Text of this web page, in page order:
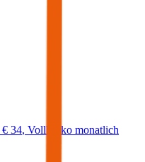
€ 34, Vollkasko monatlich